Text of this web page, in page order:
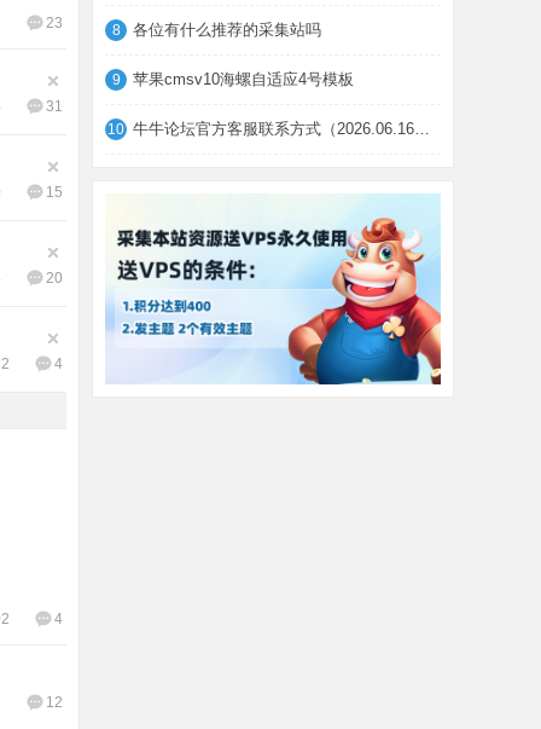
23
31
15
20
4
4
12
8 各位有什么推荐的采集站吗
9 苹果cmsv10海螺自适应4号模板
10 牛牛论坛官方客服联系方式（2026.06.16已更